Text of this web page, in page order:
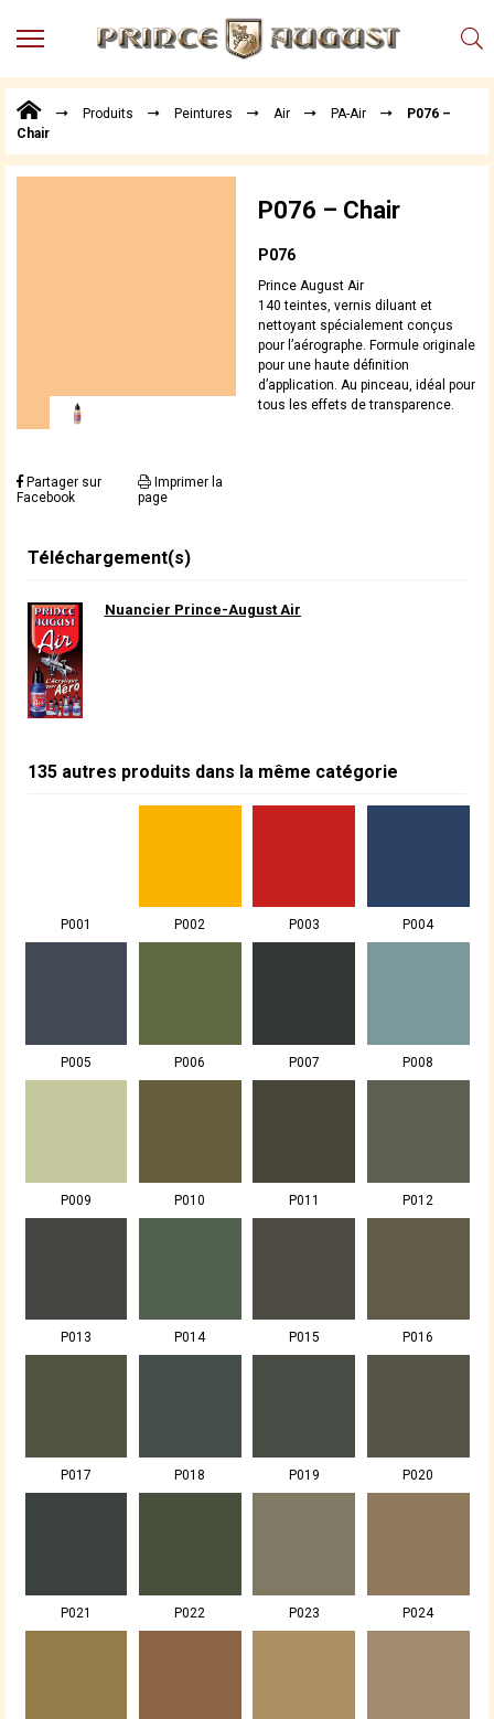
MENU
Points
Vente
Produits Peintures Air PA-Air
P076 –
Chair
Partager sur
Facebook
Imprimer la
page
P076 – Chair
P076
Prince August Air
140 teintes, vernis diluant et
nettoyant spécialement conçus
pour l’aérographe. Formule originale
pour une haute définition
d’application. Au pinceau, idéal pour
tous les effets de transparence.
Téléchargement(s)
Nuancier Prince-August Air
135 autres produits dans la même catégorie
P001 P002 P003 P004
P005 P006 P007 P008
P009 P010 P011 P012
P013 P014 P015 P016
P017 P018 P019 P020
P021 P022 P023 P024